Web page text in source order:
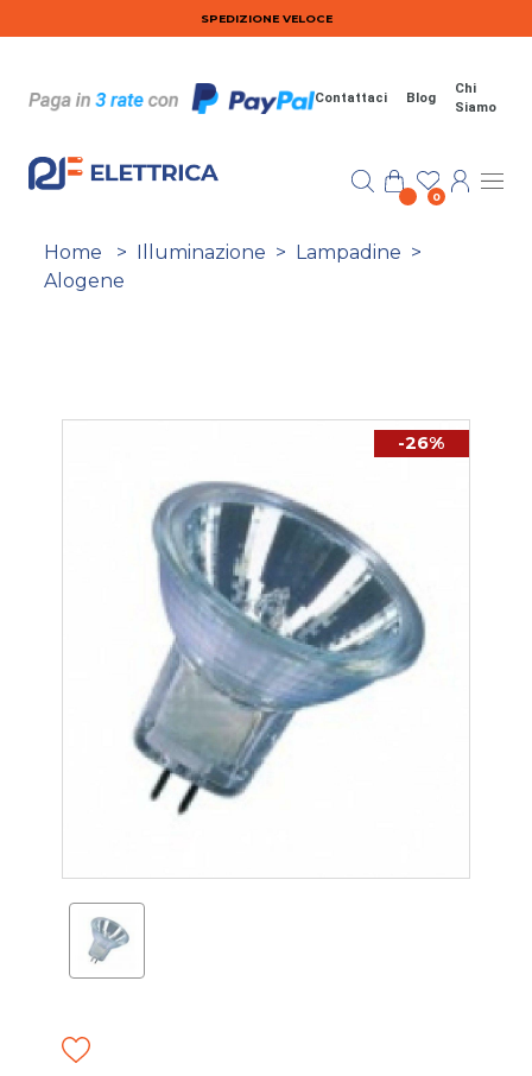
Salta al contenuto principaleSPEDIZIONE VELOCE
Contattaci Blog
Chi
Siamo
0
Home > Illuminazione > Lampadine >
Alogene
-26%